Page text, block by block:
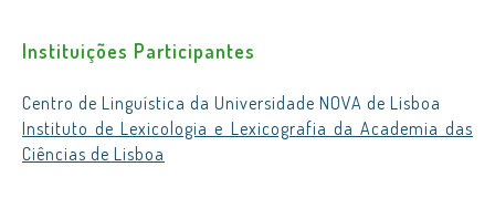
Instituições Participantes
Centro de Linguística da Universidade NOVA de Lisboa
Instituto de Lexicologia e Lexicografia da Academia das
Ciências de Lisboa